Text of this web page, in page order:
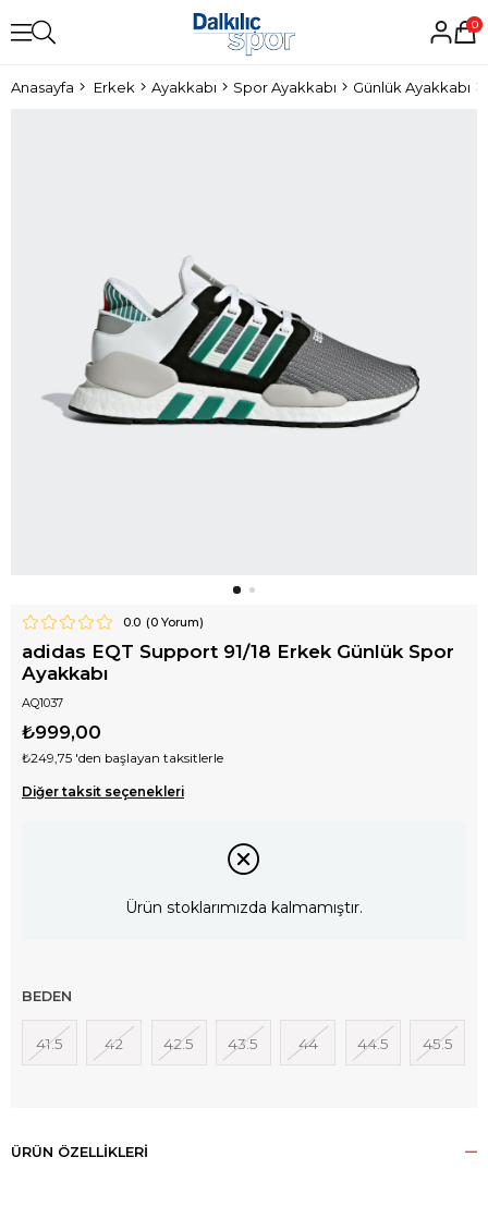
0
Anasayfa Erkek Ayakkabı Spor Ayakkabı Günlük Ayakkabı
0.0 (0Yorum)
adidas EQT Support 91/18 Erkek Günlük Spor
Ayakkabı
AQ1037
₺999,00
₺249,75 'den başlayan taksitlerle
Diğer taksit seçenekleri
Ürün stoklarımızda kalmamıştır.
BEDEN
41.5 42 42.5 43.5 44 44.5 45.5
ÜRÜN ÖZELLIKLERI